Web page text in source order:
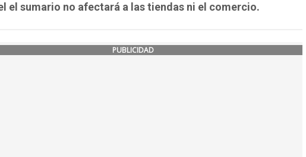
el sumario no afectará a las tiendas ni el comercio.
PUBLICIDAD